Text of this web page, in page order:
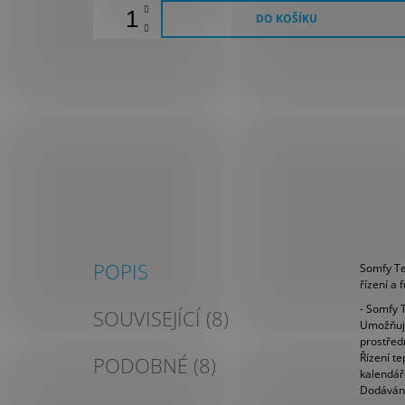
DO KOŠÍKU
POPIS
SOUVISEJÍCÍ (8)
PODOBNÉ (8)
Somfy
řízení a
- Somfy
Řízení